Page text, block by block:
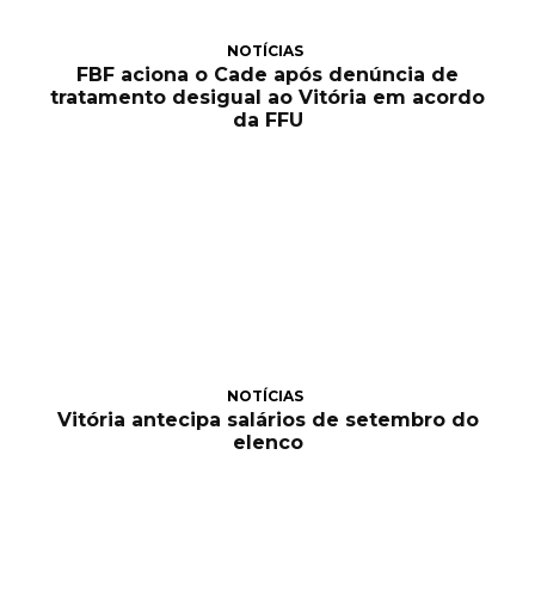
NOTÍCIAS
FBF aciona o Cade após denúncia de
tratamento desigual ao Vitória em acordo
da FFU
NOTÍCIAS
Vitória antecipa salários de setembro do
elenco